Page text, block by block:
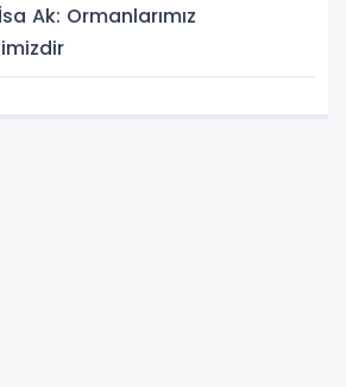
Ak: Ormanlarımız